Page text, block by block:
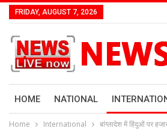
FRIDAY, AUGUST 7, 2026
HOME NATIONAL
Home International बांग्लादेश में हिंदुओं पर